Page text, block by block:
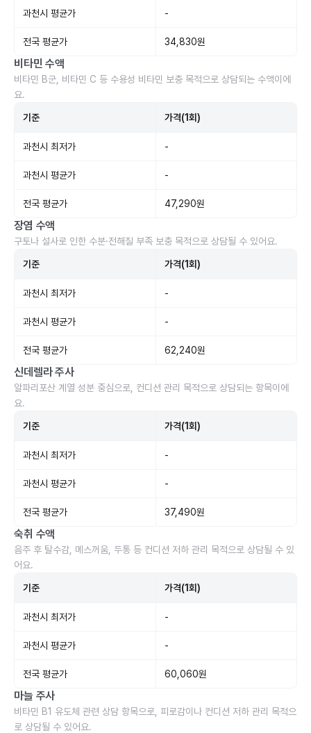
과천시 평균가 -
전국 평균가 34,830원
비타민 수액
비타민 B군, 비타민 C 등 수용성 비타민 보충 목적으로 상담되는 수액이에
요.
기준 가격(1회)
과천시 최저가 -
과천시 평균가 -
전국 평균가 47,290원
장염 수액
구토나 설사로 인한 수분·전해질 부족 보충 목적으로 상담될 수 있어요.
기준 가격(1회)
과천시 최저가 -
과천시 평균가 -
전국 평균가 62,240원
신데렐라 주사
알파리포산 계열 성분 중심으로, 컨디션 관리 목적으로 상담되는 항목이에
요.
기준 가격(1회)
과천시 최저가 -
과천시 평균가 -
전국 평균가 37,490원
숙취 수액
음주 후 탈수감, 메스꺼움, 두통 등 컨디션 저하 관리 목적으로 상담될 수 있
어요.
기준 가격(1회)
과천시 최저가 -
과천시 평균가 -
전국 평균가 60,060원
마늘 주사
비타민 B1 유도체 관련 상담 항목으로, 피로감이나 컨디션 저하 관리 목적으
로 상담될 수 있어요.